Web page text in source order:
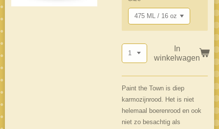
In
winkelwagen
Paint the Town is diep
karmozijnrood. Het is niet
helemaal boerenrood en ook
niet zo besachtig als